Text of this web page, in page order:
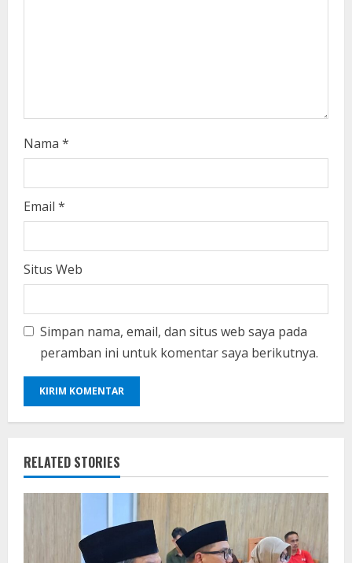
Nama *
Email *
Situs Web
Simpan nama, email, dan situs web saya pada
peramban ini untuk komentar saya berikutnya.
RELATED STORIES